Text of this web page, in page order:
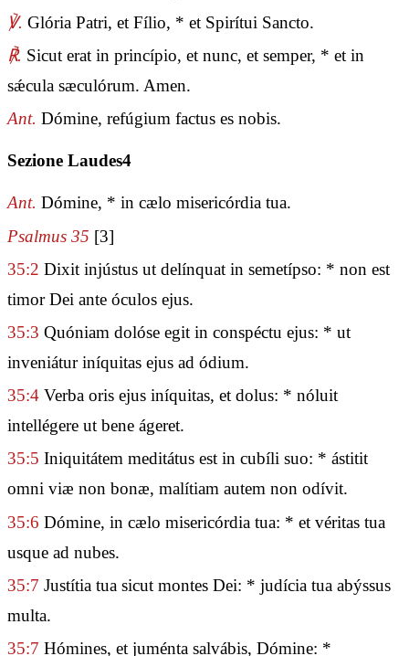
℣. Glória Patri, et Fílio, * et Spirítui Sancto.
℟. Sicut erat in princípio, et nunc, et semper, * et in
sǽcula sæculórum. Amen.
Ant. Dómine, refúgium factus es nobis.
Sezione Laudes4
Ant. Dómine, * in cælo misericórdia tua.
Psalmus 35 [3]
35:2 Dixit injústus ut delínquat in semetípso: * non est
timor Dei ante óculos ejus.
35:3 Quóniam dolóse egit in conspéctu ejus: * ut
inveniátur iníquitas ejus ad ódium.
35:4 Verba oris ejus iníquitas, et dolus: * nóluit
intellégere ut bene ágeret.
35:5 Iniquitátem meditátus est in cubíli suo: * ástitit
omni viæ non bonæ, malítiam autem non odívit.
35:6 Dómine, in cælo misericórdia tua: * et véritas tua
usque ad nubes.
35:7 Justítia tua sicut montes Dei: * judícia tua abýssus
multa.
35:7 Hómines, et juménta salvábis, Dómine: *